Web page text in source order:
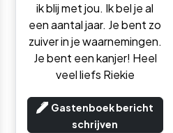
ik blij met jou. Ik bel je al
een aantal jaar. Je bent zo
zuiver in je waarnemingen.
Je bent een kanjer! Heel
veel liefs Riekie
Gastenboek bericht
schrijven